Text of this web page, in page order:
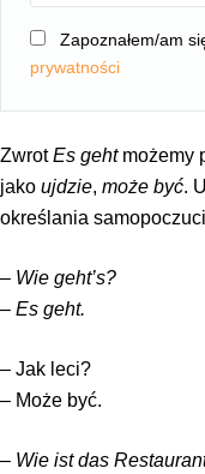
Zapoznałem/am
prywatności
ZwrotEs geht możemy
jako ujdzie, może być.
określania
– Wie geht’s?
– Es geht.
– Jak leci?
– Może być.
– Wie ist das